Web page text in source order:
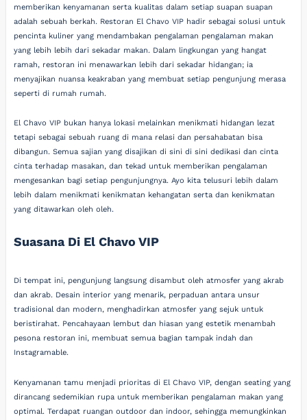
memberikan kenyamanan serta kualitas dalam setiap suapan suapan
adalah sebuah berkah. Restoran El Chavo VIP hadir sebagai solusi untuk
pencinta kuliner yang mendambakan pengalaman pengalaman makan
yang lebih lebih dari sekadar makan. Dalam lingkungan yang hangat
ramah, restoran ini menawarkan lebih dari sekadar hidangan; ia
menyajikan nuansa keakraban yang membuat setiap pengunjung merasa
seperti di rumah rumah.
El Chavo VIP bukan hanya lokasi melainkan menikmati hidangan lezat
tetapi sebagai sebuah ruang di mana relasi dan persahabatan bisa
dibangun. Semua sajian yang disajikan di sini di sini dedikasi dan cinta
cinta terhadap masakan, dan tekad untuk memberikan pengalaman
mengesankan bagi setiap pengunjungnya. Ayo kita telusuri lebih dalam
lebih dalam menikmati kenikmatan kehangatan serta dan kenikmatan
yang ditawarkan oleh oleh.
Suasana Di El Chavo VIP
Di tempat ini, pengunjung langsung disambut oleh atmosfer yang akrab
dan akrab. Desain interior yang menarik, perpaduan antara unsur
tradisional dan modern, menghadirkan atmosfer yang sejuk untuk
beristirahat. Pencahayaan lembut dan hiasan yang estetik menambah
pesona restoran ini, membuat semua bagian tampak indah dan
Instagramable.
Kenyamanan tamu menjadi prioritas di El Chavo VIP, dengan seating yang
dirancang sedemikian rupa untuk memberikan pengalaman makan yang
optimal. Terdapat ruangan outdoor dan indoor, sehingga memungkinkan